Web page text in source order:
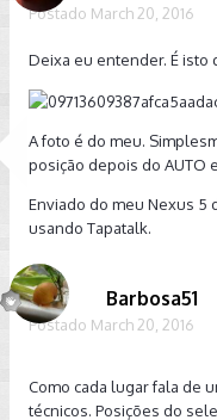
Postado March 20, 2016
Deixa eu entender. É isto
A foto é do meu.
posição depois do AUTO
Enviado do meu Nexus 5
usando Tapatalk.
Barbosa51
Postado March 20, 2016
Como cada lugar fala de
técnicos. Posições do